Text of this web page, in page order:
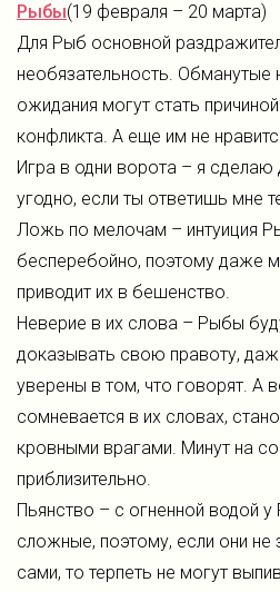
Рыбы(19 февраля – 20 марта)
Для Рыб основной
необязательность. Обманутые
ожидания могут стать
конфликта. А еще им не
Игра в одни ворота – я сделаю
угодно, если ты ответишь мне
Ложь по мелочам – интуиция
бесперебойно, поэтому даже
приводит их в бешенство.
Неверие в их слова – Рыбы
доказывать свою правоту,
уверены в том, что говорят. А
сомневается в их словах,
кровными врагами. Минут на
приблизительно.
Пьянство – с огненной водой
сложные, поэтому, если они не
сами, то терпеть не могут